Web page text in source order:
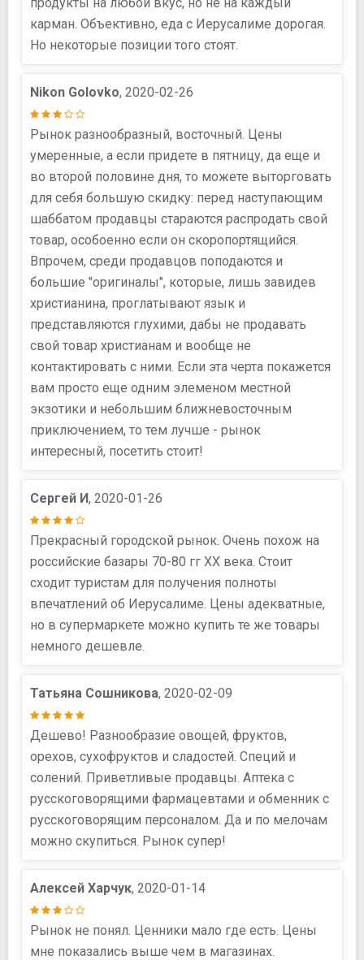
карман. Объективно, еда с Иерусалиме дорогая.
Но некоторые позиции того стоят.
Nikon Golovko, 2020-02-26
Рынок разнообразный, восточный. Цены
умеренные, а если придете в пятницу, да еще и
во второй половине дня, то можете выторговать
для себя большую скидку: перед наступающим
шаббатом продавцы стараются распродать свой
товар, особоенно если он скоропортящийся.
Впрочем, среди продавцов поподаются и
большие "оригиналы", которые, лишь завидев
христианина, проглатывают язык и
представляются глухими, дабы не продавать
свой товар христианам и вообще не
контактировать с ними. Если эта черта покажется
вам просто еще одним элеменом местной
экзотики и небольшим ближневосточным
приключением, то тем лучше - рынок
интересный, посетить стоит!
Сергей И, 2020-01-26
Прекрасный городской рынок. Очень похож на
российские базары 70-80 гг ХХ века. Стоит
сходит туристам для получения полноты
впечатлений об Иерусалиме. Цены адекватные,
но в супермаркете можно купить те же товары
немного дешевле.
Татьяна Сошникова, 2020-02-09
Дешево! Разнообразие овощей, фруктов,
орехов, сухофруктов и сладостей. Специй и
солений. Приветливые продавцы. Аптека с
русскоговорящими фармацевтами и обменник с
русскоговорящим персоналом. Да и по мелочам
можно скупиться. Рынок супер!
Алексей Харчук, 2020-01-14
Рынок не понял. Ценники мало где есть. Цены
мне показались выше чем в магазинах.